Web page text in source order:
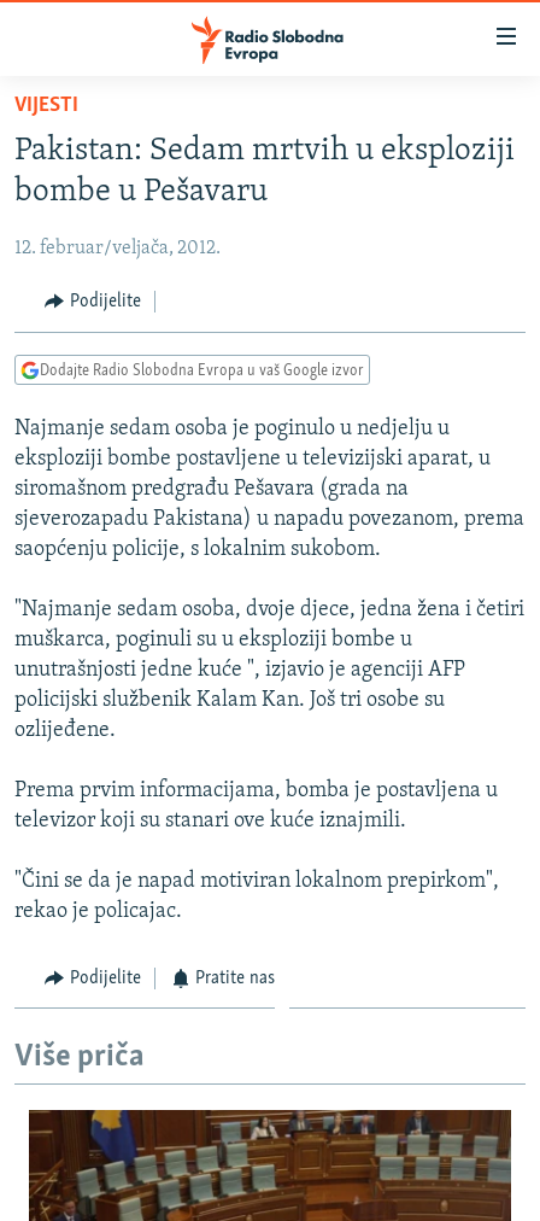
Pređite
glavni
sadržaj
na
navigaciju
Pređite
na
VIJESTI
BOSNA I HERCEGOVINA
KOSOVO
CRNA GORA
VIDEO
FOTOGALERIJE
INFOGRAFIKE
PODCASTI
RAT U UKRAJINI
KINA NA BALKANU
RSE PRIČE IZ SVIJETA
ISPRIČAJ MI
DNEVNO@RSE
SPECIJALI RSE
VIŠE OD NASLOVA
GENOCID U SREBRENICI
POPLAVE I KLIZIŠTA U BIH 2024.
TV LIBERTY
POST SCRIPTUM
MOJA EVROPA
NASTANAK I RASPAD JUGOSLAVIJE
PRATITE NAS
Sve RFE/RL stranice
VIJESTI
Pakistan: Sedam mrtvih u eksploziji
bombe u Pešavaru
12. februar/veljača, 2012.
Podijelite
Dodajte Radio Slobodna Evropa u vaš Google izvor
Najmanje sedam osoba je poginulo u nedjelju u
eksploziji bombe postavljene u televizijski aparat, u
siromašnom predgrađu Pešavara (grada na
sjeverozapadu Pakistana) u napadu povezanom, prema
saopćenju policije, s lokalnim sukobom.
"Najmanje sedam osoba, dvoje djece, jedna žena i četiri
muškarca, poginuli su u eksploziji bombe u
unutrašnjosti jedne kuće ", izjavio je agenciji AFP
policijski službenik Kalam Kan. Još tri osobe su
ozlijeđene.
Prema prvim informacijama, bomba je postavljena u
televizor koji su stanari ove kuće iznajmili.
"Čini se da je napad motiviran lokalnom prepirkom",
rekao je policajac.
Podijelite Pratite nas
Više priča